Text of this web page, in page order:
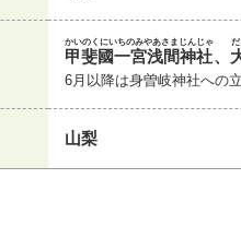
甲斐國一宮浅間神社
かいのくにいちのみやあさまじんじゃ
、
6月以降は身曽岐神社への
山梨